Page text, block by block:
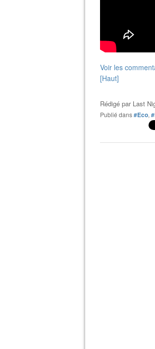
Voir les
[Haut]
Rédigé par Last
Publié dans#Eco,